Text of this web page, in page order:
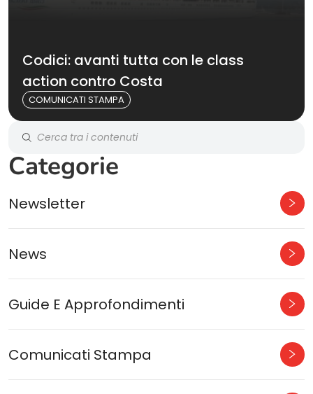
Codici: avanti tutta con le class
action contro Costa
COMUNICATI STAMPA
Categorie
Newsletter
News
Guide E Approfondimenti
Comunicati Stampa